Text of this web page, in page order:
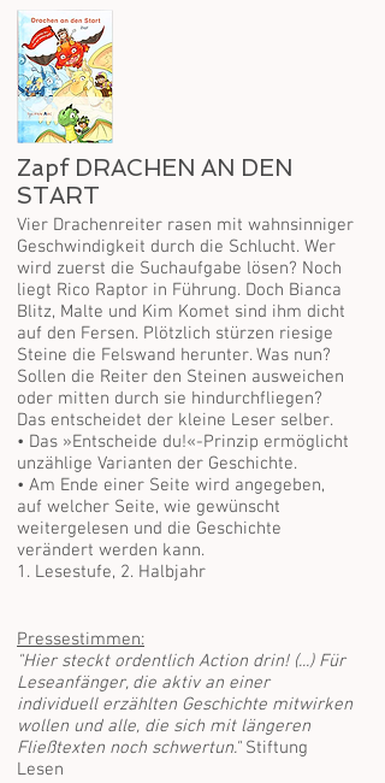
Zapf DRACHEN AN DEN
START
Vier Drachenreiter rasen mit wahnsinniger
Geschwindigkeit durch die Schlucht. Wer
wird zuerst die Suchaufgabe lösen? Noch
liegt Rico Raptor in Führung. Doch Bianca
Blitz, Malte und Kim Komet sind ihm dicht
auf den Fersen. Plötzlich stürzen riesige
Steine die Felswand herunter. Was nun?
Sollen die Reiter den Steinen ausweichen
oder mitten durch sie hindurchfliegen?
Das entscheidet der kleine Leser selber.
• Das »Entscheide du!«-Prinzip ermöglicht
unzählige Varianten der Geschichte.
• Am Ende einer Seite wird angegeben,
auf welcher Seite, wie gewünscht
weitergelesen und die Geschichte
verändert werden kann.
1. Lesestufe, 2. Halbjahr
Pressestimmen:
"Hier steckt ordentlich Action drin! (...) Für
Leseanfänger, die aktiv an einer
individuell erzählten Geschichte mitwirken
wollen und alle, die sich mit längeren
Fließtexten noch schwertun." Stiftung
Lesen